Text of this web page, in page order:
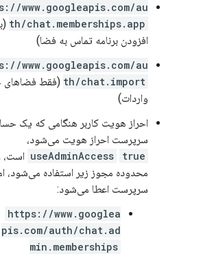
www.googleapis.com/au
th/chat.memberships.app
افزودن برنامه تماس به فضا)
www.googleapis.com/au
th/chat.import (فقط فضاهای
واردات)
احراز هویت کاربر هنگامی که یک
سرپرست احراز هویت می‌شود،
useAdminAccess
true
است،
محدوده مجوز زیر استفاده می‌شود،
سرپرست اعطا می‌شود:
https://www.googlea
pis.com/auth/chat.ad
min.memberships